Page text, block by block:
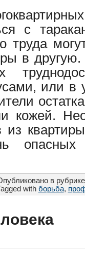
с
труда
в
или в
кожей.
из
в
with борьба,